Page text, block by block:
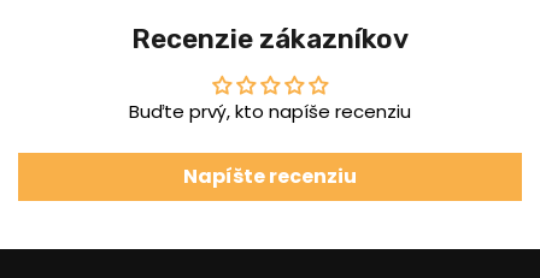
Recenzie zákazníkov
Buďte prvý, kto napíše recenziu
Napíšte recenziu